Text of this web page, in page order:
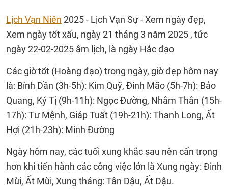
Lịch Vạn Niên 2025 - Lịch Vạn Sự - Xem ngày đẹp,
Xem ngày tốt xấu, ngày 21 tháng 3 năm 2025 , tức
ngày 22-02-2025 âm lịch, là ngày Hắc đạo
Các giờ tốt (Hoàng đạo) trong ngày, giờ đẹp hôm nay
là: Bính Dần (3h-5h): Kim Quỹ, Đinh Mão (5h-7h): Bảo
Quang, Kỷ Tị (9h-11h): Ngọc Đường, Nhâm Thân (15h-
17h): Tư Mệnh, Giáp Tuất (19h-21h): Thanh Long, Ất
Hợi (21h-23h): Minh Đường
Ngày hôm nay, các tuổi xung khắc sau nên cẩn trọng
hơn khi tiến hành các công việc lớn là Xung ngày: Đinh
Mùi, Ất Mùi, Xung tháng: Tân Dậu, Ất Dậu.